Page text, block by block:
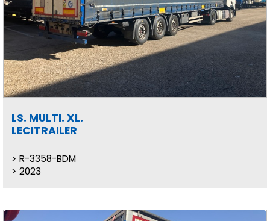
LS. MULTI. XL.
LECITRAILER
R-3358-BDM
2023